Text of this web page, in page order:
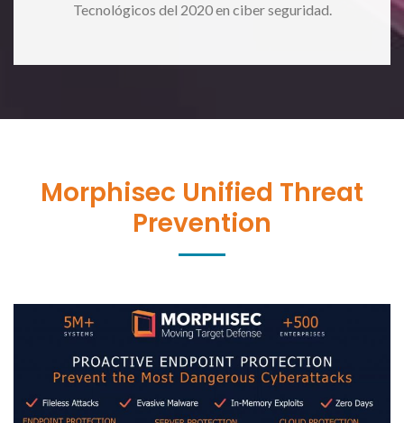
Tecnológicos del 2020 en ciber seguridad.
Morphisec Unified Threat
Prevention